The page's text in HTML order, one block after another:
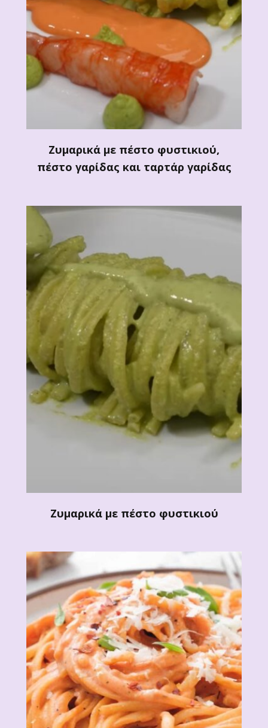
Ζυμαρικά με πέστο φυστικιού,
πέστο γαρίδας και ταρτάρ γαρίδας
Ζυμαρικά με πέστο φυστικιού